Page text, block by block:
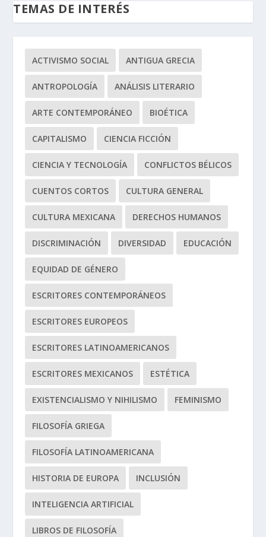
TEMAS DE INTERÉS
ACTIVISMO SOCIAL ANTIGUA GRECIA
ANTROPOLOGÍA ANÁLISIS LITERARIO
ARTE CONTEMPORÁNEO BIOÉTICA
CAPITALISMO CIENCIA FICCIÓN
CIENCIA Y TECNOLOGÍA CONFLICTOS BÉLICOS
CUENTOS CORTOS CULTURA GENERAL
CULTURA MEXICANA DERECHOS HUMANOS
DISCRIMINACIÓN DIVERSIDAD EDUCACIÓN
EQUIDAD DE GÉNERO
ESCRITORES CONTEMPORÁNEOS
ESCRITORES EUROPEOS
ESCRITORES LATINOAMERICANOS
ESCRITORES MEXICANOS ESTÉTICA
EXISTENCIALISMO Y NIHILISMO FEMINISMO
FILOSOFÍA GRIEGA
FILOSOFÍA LATINOAMERICANA
HISTORIA DE EUROPA INCLUSIÓN
INTELIGENCIA ARTIFICIAL
LIBROS DE FILOSOFÍA